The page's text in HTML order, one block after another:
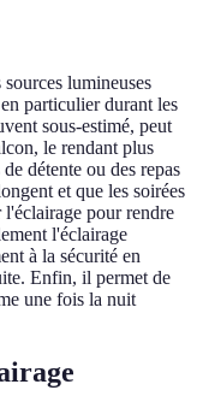
lumineuses
particulier durant les
sous-estimé, peut
le rendant plus
détente ou des repas
et que les soirées
pour rendre
l'éclairage
à la sécurité en
Enfin, il permet de
une fois la nuit